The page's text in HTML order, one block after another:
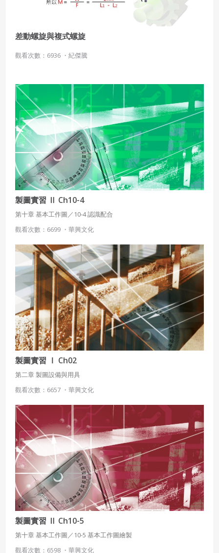
差動螺旋與複式螺旋
觀看次數：6936 ・ 紀傑騰
製圖實習 Ⅱ Ch10-4
第十章 基本工作圖／10-4 認識配合
觀看次數：6699 ・ 華興文化
製圖實習 Ⅰ Ch02
第二章 製圖設備與用具
觀看次數：6657 ・ 華興文化
製圖實習 Ⅱ Ch10-5
第十章 基本工作圖／10-5 基本工作圖繪製
觀看次數：6598 ・ 華興文化